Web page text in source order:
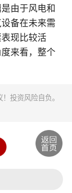
由于风电和
备在未来需
现比较活
来看，整个
投资风险自负。